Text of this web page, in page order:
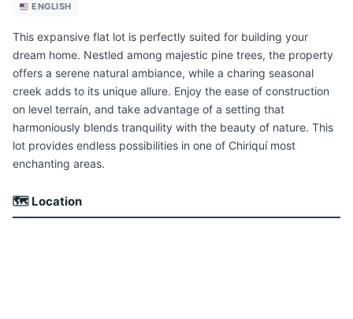
ENGLISH
This expansive flat lot is perfectly suited for building your
dream home. Nestled among majestic pine trees, the property
offers a serene natural ambiance, while a charing seasonal
creek adds to its unique allure. Enjoy the ease of construction
on level terrain, and take advantage of a setting that
harmoniously blends tranquility with the beauty of nature. This
lot provides endless possibilities in one of Chiriquí most
enchanting areas.
🗺 Location